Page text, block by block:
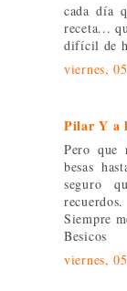
cada día
receta...
difícil de
viernes,
Pilar Y a
Pero
besas
seguro
recuerdos.
Siempre
Besicos
viernes,